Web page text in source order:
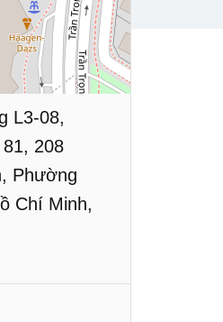
L3-08,
208
Phường
Chí Minh,